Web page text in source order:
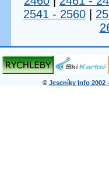
2541 - 2560
© Jeseníky Info 2002